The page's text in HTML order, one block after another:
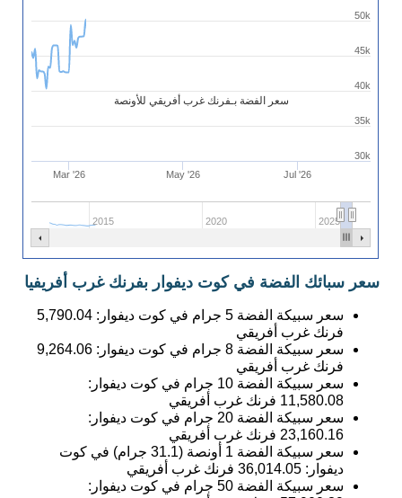
سعر الفضة بـفرنك غرب أفريقي للأونصة
Mar '26 May '26 Jul '26
2015 2020 2025
30k
35k
40k
45k
50k
سعر سبائك الفضة في كوت ديفوار بفرنك غرب أفريفيا
سعر سبيكة الفضة 5 جرام في كوت ديفوار:
5,790.04
فرنك غرب أفريقي
سعر سبيكة الفضة 8 جرام في كوت ديفوار:
9,264.06
فرنك غرب أفريقي
سعر سبيكة الفضة 10 جرام في كوت ديفوار:
11,580.08 فرنك غرب أفريقي
سعر سبيكة الفضة 20 جرام في كوت ديفوار:
23,160.16 فرنك غرب أفريقي
سعر سبيكة الفضة 1 أونصة (31.1 جرام) في كوت
ديفوار: 36,014.05 فرنك غرب أفريقي
سعر سبيكة الفضة 50 جرام في كوت ديفوار: